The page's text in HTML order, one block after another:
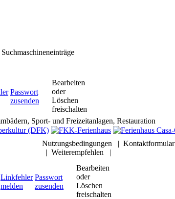
Passwort
zusenden
Bearbeiten
oder
Löschen
freischalten
Sport- und Freizeitanlagen, Restauration
Linkfehler
melden
Passwort
zusenden
Bearbeiten
oder
Löschen
freischalten
Nutzungsbedingungen | Kontaktformular
| Weiterempfehlen |